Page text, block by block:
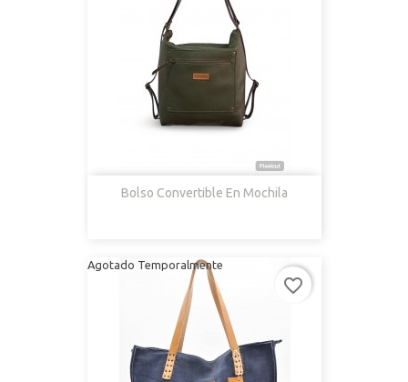
Bolso Convertible En Mochila
Agotado Temporalmente
favorite_border